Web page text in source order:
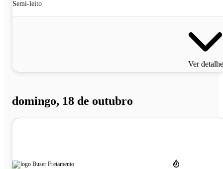
Semi-leito
Ver
domingo, 18 de outubro